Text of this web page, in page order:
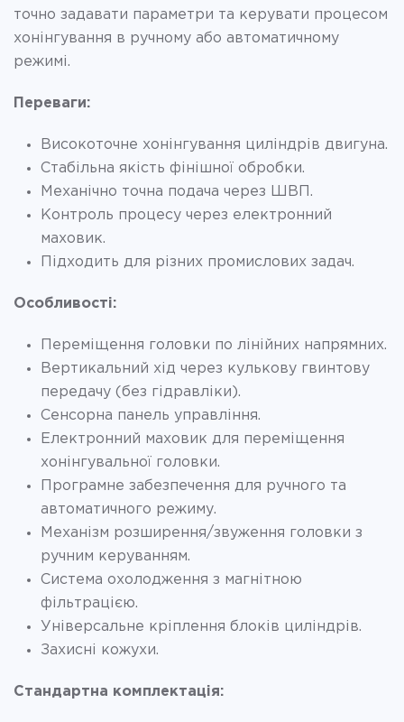
точно задавати параметри та керувати процесом
хонінгування в ручному або автоматичному
режимі.
Переваги:
Високоточне хонінгування циліндрів двигуна.
Стабільна якість фінішної обробки.
Механічно точна подача через ШВП.
Контроль процесу через електронний
маховик.
Підходить для різних промислових задач.
Особливості:
Переміщення головки по лінійних напрямних.
Вертикальний хід через кулькову гвинтову
передачу (без гідравліки).
Сенсорна панель управління.
Електронний маховик для переміщення
хонінгувальної головки.
Програмне забезпечення для ручного та
автоматичного режиму.
Механізм розширення/звуження головки з
ручним керуванням.
Система охолодження з магнітною
фільтрацією.
Універсальне кріплення блоків циліндрів.
Захисні кожухи.
Стандартна комплектація: